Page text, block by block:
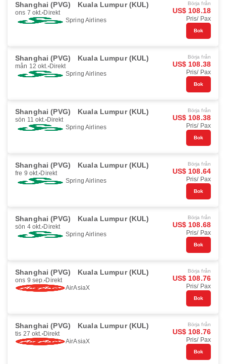
Shanghai (PVG) Kuala Lumpur (KUL)
ons 7 okt. Direkt
Spring Airlines
Börja från
US$ 108.18
Pris/ Pax
Bok
Shanghai (PVG) Kuala Lumpur (KUL)
mån 12 okt. Direkt
Spring Airlines
Börja från
US$ 108.38
Pris/ Pax
Bok
Shanghai (PVG) Kuala Lumpur (KUL)
sön 11 okt. Direkt
Spring Airlines
Börja från
US$ 108.38
Pris/ Pax
Bok
Shanghai (PVG) Kuala Lumpur (KUL)
fre 9 okt. Direkt
Spring Airlines
Börja från
US$ 108.64
Pris/ Pax
Bok
Shanghai (PVG) Kuala Lumpur (KUL)
sön 4 okt. Direkt
Spring Airlines
Börja från
US$ 108.68
Pris/ Pax
Bok
Shanghai (PVG) Kuala Lumpur (KUL)
ons 9 sep. Direkt
AirAsiaX
Börja från
US$ 108.76
Pris/ Pax
Bok
Shanghai (PVG) Kuala Lumpur (KUL)
tis 27 okt. Direkt
AirAsiaX
Börja från
US$ 108.76
Pris/ Pax
Bok